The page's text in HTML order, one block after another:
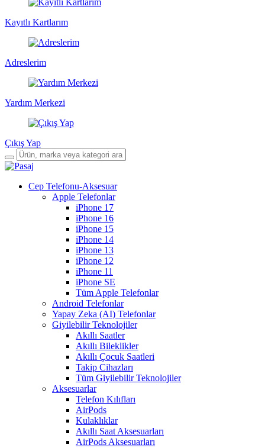
Kayıtlı Kartlarım
Adreslerim
Yardım Merkezi
Çıkış Yap
Cep Telefonu-Aksesuar
Apple Telefonlar
iPhone 17
iPhone 16
iPhone 15
iPhone 14
iPhone 13
iPhone 12
iPhone 11
iPhone SE
Tüm Apple Telefonlar
Android Telefonlar
Yapay Zeka (AI) Telefonlar
Giyilebilir Teknolojiler
Akıllı Saatler
Akıllı Bileklikler
Akıllı Çocuk Saatleri
Takip Cihazları
Tüm Giyilebilir Teknolojiler
Aksesuarlar
Telefon Kılıfları
AirPods
Kulaklıklar
Akıllı Saat Aksesuarları
AirPods Aksesuarları